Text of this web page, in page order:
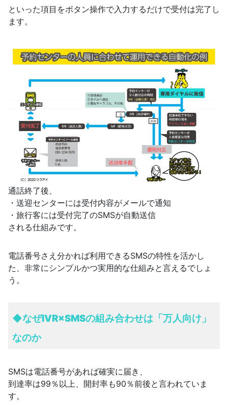
といった項目をボタン操作で入力するだけで受付は完了し
ます。
通話終了後、
・送迎センターには受付内容がメールで通知
・旅行客には受付完了のSMSが自動送信
される仕組みです。
電話番号さえ分かれば利用できるSMSの特性を活かし
た、非常にシンプルかつ実用的な仕組みと言えるでしょ
う。
◆なぜIVR×SMSの組み合わせは「万人向け」
なのか
SMSは電話番号があれば確実に届き、
到達率は99％以上、開封率も90％前後と言われていま
す。